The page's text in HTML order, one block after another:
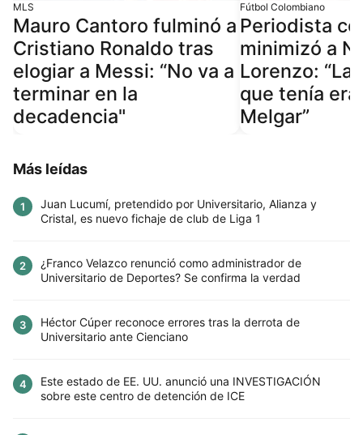
MLS
Mauro Cantoro fulminó a
Cristiano Ronaldo tras
elogiar a Messi: “No va a
terminar en la
decadencia"
Fútbol Colombiano
Periodista
minimizó a
Lorenzo: “La
que tenía
Melgar”
Más leídas
1
Juan Lucumí, pretendido por Universitario, Alianza y
Cristal, es nuevo fichaje de club de Liga 1
2
¿Franco Velazco renunció como administrador de
Universitario de Deportes? Se confirma la verdad
3
Héctor Cúper reconoce errores tras la derrota de
Universitario ante Cienciano
4
Este estado de EE. UU. anunció una INVESTIGACIÓN
sobre este centro de detención de ICE